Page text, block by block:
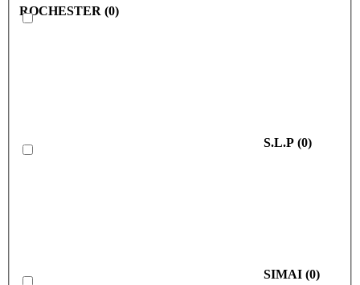
ROCHESTER (0)
S.L.P (0)
SIMAI (0)